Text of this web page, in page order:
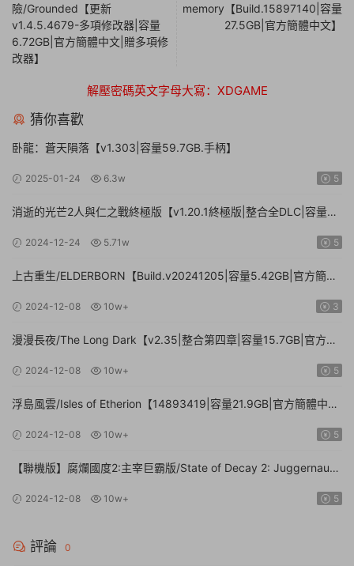
險/Grounded【更新
v1.4.5.4679-多項修改器|容量
6.72GB|官方簡體中文|贈多項修
改器】
memory【Build.15897140|容量
27.5GB|官方簡體中文】
解壓密碼英文字母大寫：XDGAME
猜你喜歡
卧龍：蒼天隕落【v1.303|容量59.7GB.手柄】
2025-01-24 6.3w 5
消逝的光芒2人與仁之戰終極版【v1.20.1終極版|整合全DLC|容量
2024-12-24 5.71w 5
上古重生/ELDERBORN【Build.v20241205|容量5.42GB|官方簡體
2024-12-08 10w+ 3
漫漫長夜/The Long Dark【v2.35|整合第四章|容量15.7GB|官方簡
2024-12-08 10w+ 5
浮島風雲/Isles of Etherion【14893419|容量21.9GB|官方簡體中
2024-12-08 10w+ 5
【聯機版】腐爛國度2:主宰巨霸版/State of Decay 2: Juggernaut
2024-12-08 10w+ 5
評論 0